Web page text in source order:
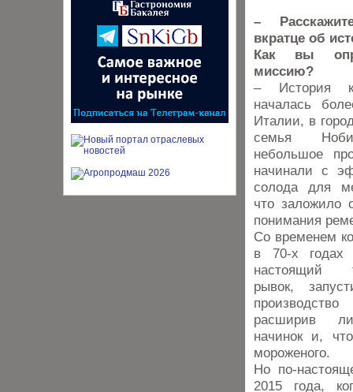
–
вкратце об
Как вы
миссию?
– История
началась
Италии, в
семья
небольшое
начинали с
солода для
что заложило
понимания
Со временем
в 70-х годах
настоящий
рывок,
расширив
начинок и,
мороженого.
Но по-
2015 года,